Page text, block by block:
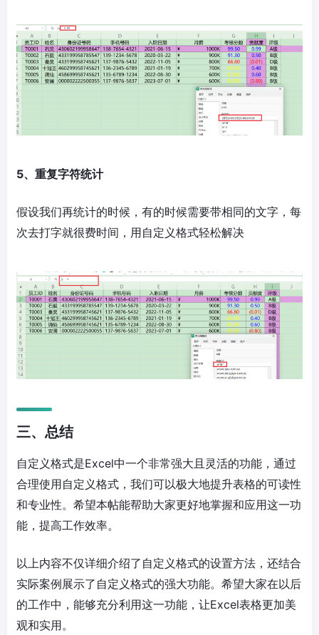
5、重复字符统计
假设我们再统计的时候，有的时候需要带相同的文字，每
次去打字就很费时间，用自定义格式轻松解决
三、总结
自定义格式是Excel中一个非常强大且灵活的功能，通过
合理使用自定义格式，我们可以极大地提升表格的可读性
和专业性。希望本帖能帮助大家更好地掌握和应用这一功
能，提高工作效率。
以上内容不仅详细介绍了自定义格式的设置方法，还结合
实际案例展示了自定义格式的强大功能。希望大家在以后
的工作中，能够充分利用这一功能，让Excel表格更加美
观和实用。